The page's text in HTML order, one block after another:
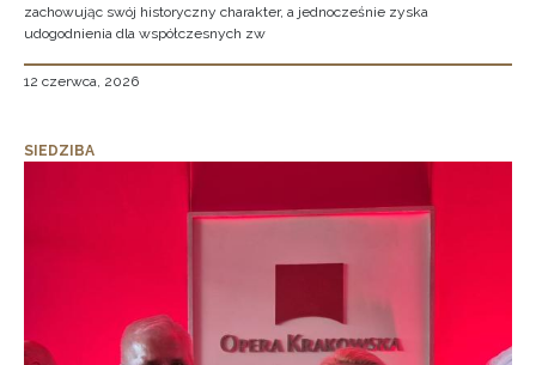
zachowując swój historyczny charakter, a jednocześnie zyska
udogodnienia dla współczesnych zw
12 czerwca, 2026
SIEDZIBA